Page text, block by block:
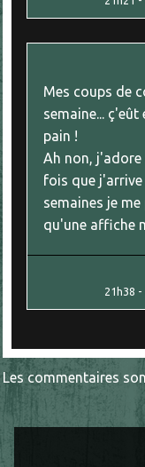
Mes coups de
semaine...
pain !
Ah non, j'adore
fois que
semaines je
qu'une affiche
21h38 -
Les commentaires